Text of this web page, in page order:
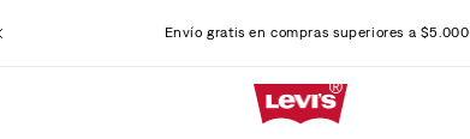
Envío gratis en compras superiores a $5.000